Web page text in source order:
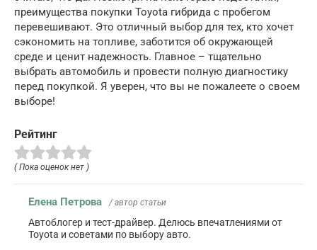
преимущества покупки Toyota гибрида с пробегом
перевешивают. Это отличный выбор для тех, кто хочет
сэкономить на топливе, заботится об окружающей
среде и ценит надежность. Главное – тщательно
выбрать автомобиль и провести полную диагностику
перед покупкой. Я уверен, что вы не пожалеете о своем
выборе!
Рейтинг
( Пока оценок нет )
Елена Петрова / автор статьи
Автоблогер и тест-драйвер. Делюсь впечатлениями от
Toyota и советами по выбору авто.